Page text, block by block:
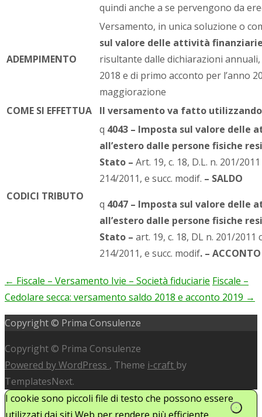
quindi anche a se pervengono da
ADEMPIMENTO
Versamento, in unica soluzione o
sul valore delle attività
risultante dalle dichiarazioni
2018 e di primo acconto per l’anno
maggiorazione
COME SI EFFETTUA
Il versamento va fatto utilizzando
CODICI TRIBUTO
q 4043 – Imposta sul valore
all’estero dalle persone fisiche
Stato – Art. 19, c. 18, D.L. n. 201/
214/2011, e succ. modif. – SALDO
q 4047 – Imposta sul valore
all’estero dalle persone fisiche
Stato – art. 19, c. 18, DL n. 201/2011
214/2011, e succ. modif. –
Post
← Fiscale – Versamento Ivie – Società fiduciarie Fiscale –
Cedolare secca: versamento saldo 2018 e acconto 2019 →
Copyright © Prima Consulenze
Copyright © Prima Consulenze
Powered by WordPress , Theme i-craft by
TemplatesNext.
I cookie sono piccoli file di testo che possono essere